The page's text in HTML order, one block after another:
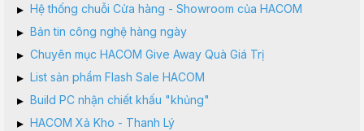
▸ Hệ thống chuỗi Cửa hàng - Showroom của HACOM
▸ Bản tin công nghệ hàng ngày
▸ Chuyên mục HACOM Give Away Quà Giá Trị
▸ List sản phẩm Flash Sale HACOM
▸ Build PC nhận chiết khấu "khủng"
▸ HACOM Xả Kho - Thanh Lý